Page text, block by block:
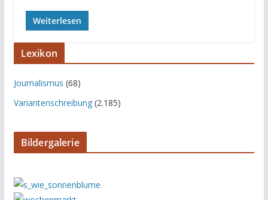
Weiterlesen
Lexikon
Journalismus (68)
Variantenschreibung(2.185)
Bildergalerie